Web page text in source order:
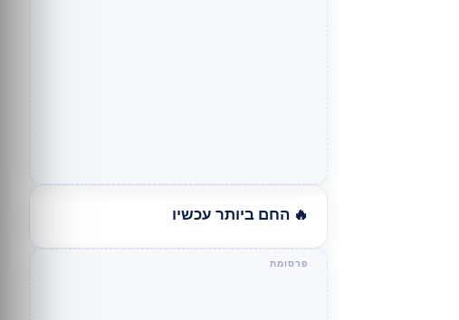
🔥 החם ביותר עכשיו